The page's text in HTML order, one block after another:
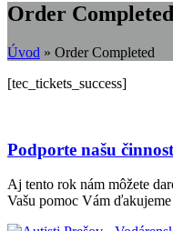
Order Completed
Úvod » Order Completed
[tec_tickets_success]
Podporte našu
Aj tento rok nám môžete
Vašu pomoc Vám